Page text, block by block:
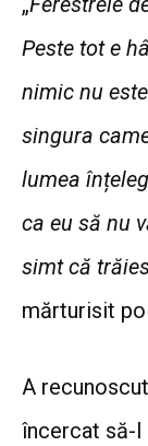
Peste tot e
nimic nu
singura
lumea
ca eu să nu
simt că
mărturisit
A
încercat să-l